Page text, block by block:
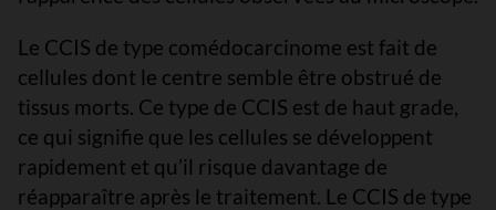
Le CCIS de type comédocarcinome est fait de
cellules dont le centre semble être obstrué de
tissus morts. Ce type de CCIS est de haut grade,
ce qui signifie que les cellules se développent
rapidement et qu’il risque davantage de
réapparaître après le traitement. Le CCIS de type